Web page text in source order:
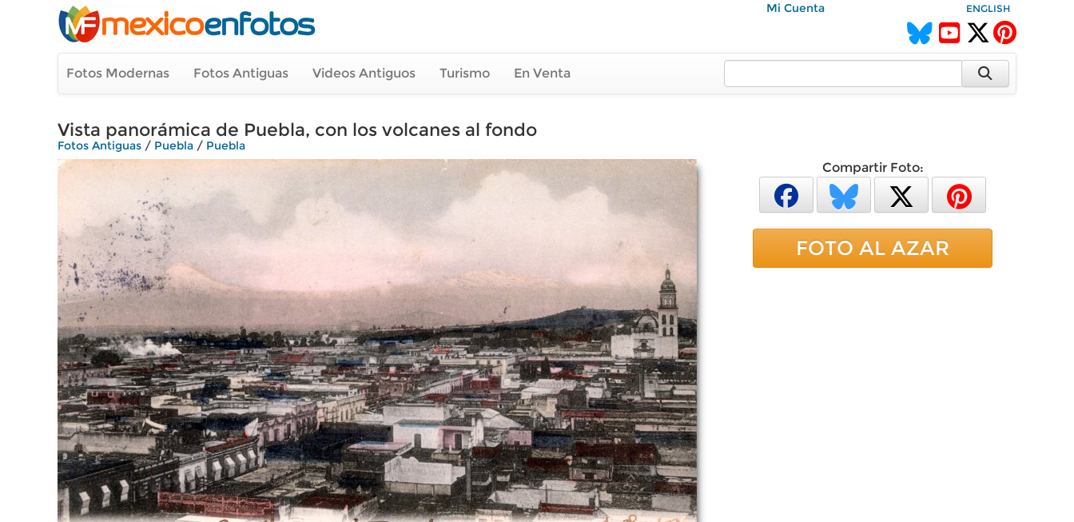
Mi Cuenta ENGLISH
Fotos Modernas Fotos Antiguas Videos Antiguos Turismo En Venta
Vista panorámica de Puebla, con los volcanes al fondo
Fotos Antiguas / Puebla / Puebla
Compartir Foto:
FOTO AL AZAR